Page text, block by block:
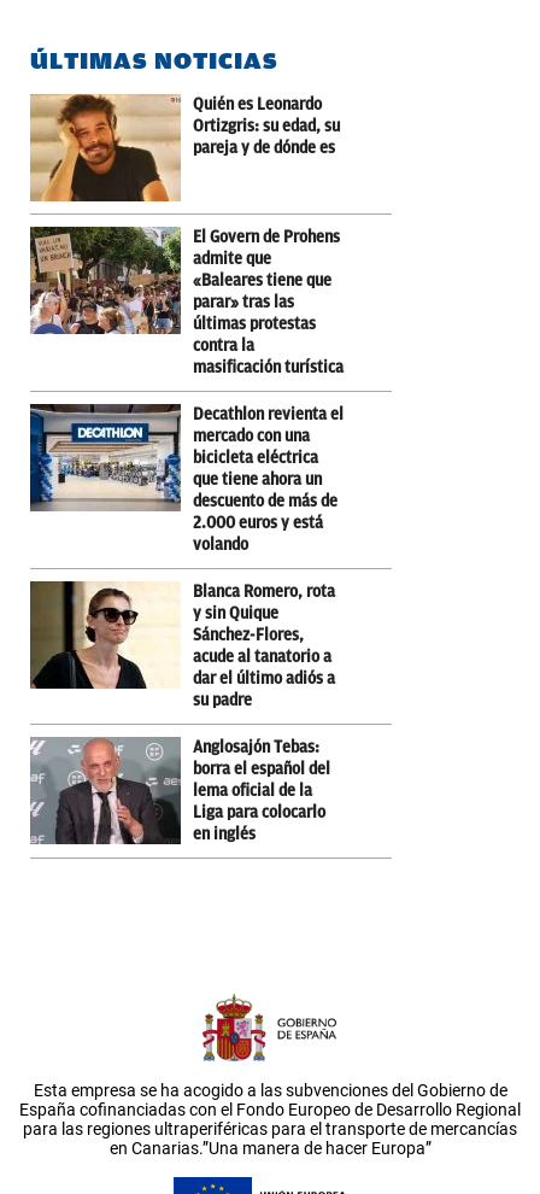
ÚLTIMAS NOTICIAS
Quién es Leonardo
Ortizgris: su edad, su
pareja y de dónde es
El Govern de Prohens
admite que
«Baleares tiene que
parar» tras las
últimas protestas
contra la
masificación turística
Decathlon revienta el
mercado con una
bicicleta eléctrica
que tiene ahora un
descuento de más de
2.000 euros y está
volando
Blanca Romero, rota
y sin Quique
Sánchez-Flores,
acude al tanatorio a
dar el último adiós a
su padre
Anglosajón Tebas:
borra el español del
lema oficial de la
Liga para colocarlo
en inglés
Esta empresa se ha acogido a las subvenciones del Gobierno de
España cofinanciadas con el Fondo Europeo de Desarrollo Regional
para las regiones ultraperiféricas para el transporte de mercancías
en Canarias.”Una manera de hacer Europa”